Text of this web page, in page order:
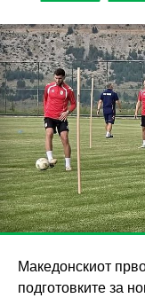
Македонскиот
подготовките за